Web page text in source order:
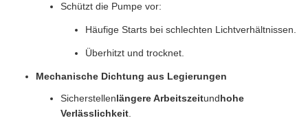
Schützt die Pumpe vor:
Häufige Starts bei schlechten Lichtverhältnissen.
Überhitzt und trocknet.
Mechanische Dichtung aus Legierungen
Sicherstellenlängere Arbeitszeitundhohe
Verlässlichkeit